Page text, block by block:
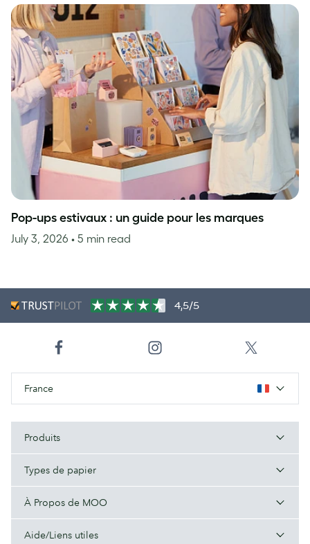
Pop-ups estivaux : un guide pour les marques
July 3, 2026 • 5 min read
4,5/5
France
Produits
Types de papier
À Propos de MOO
Aide/Liens utiles